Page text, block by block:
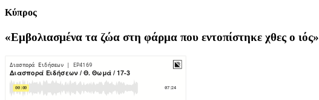
Κύπρος
«Εμβολιασμένα τα ζώα στη φάρμα που εντοπίστηκε χθες ο ιός»